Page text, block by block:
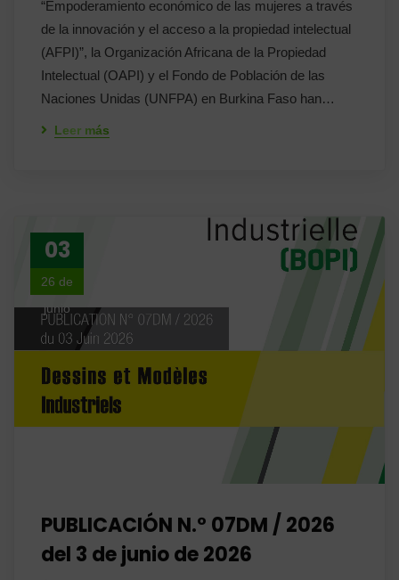
“Empoderamiento económico de las mujeres a través
de la innovación y el acceso a la propiedad intelectual
(AFPI)”, la Organización Africana de la Propiedad
Intelectual (OAPI) y el Fondo de Población de las
Naciones Unidas (UNFPA) en Burkina Faso han…
Leer más
03
26 de
junio
PUBLICACIÓN N.° 07DM / 2026
del 3 de junio de 2026